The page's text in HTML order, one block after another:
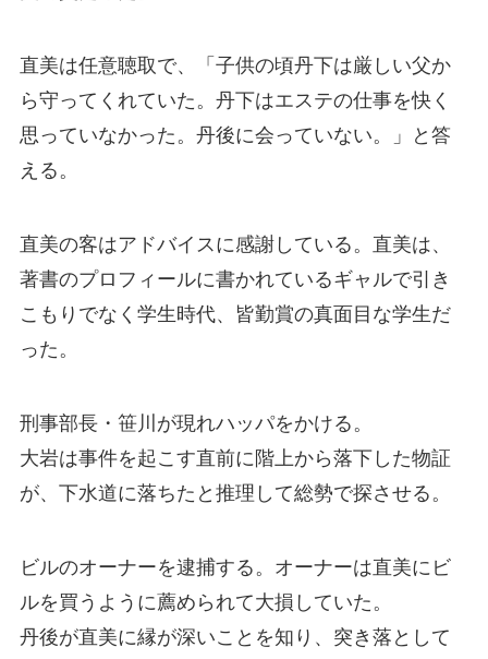
直美は任意聴取で、「子供の頃丹下は厳しい父か
ら守ってくれていた。丹下はエステの仕事を快く
思っていなかった。丹後に会っていない。」と答
える。
直美の客はアドバイスに感謝している。直美は、
著書のプロフィールに書かれているギャルで引き
こもりでなく学生時代、皆勤賞の真面目な学生だ
った。
刑事部長・笹川が現れハッパをかける。
大岩は事件を起こす直前に階上から落下した物証
が、下水道に落ちたと推理して総勢で探させる。
ビルのオーナーを逮捕する。オーナーは直美にビ
ルを買うように薦められて大損していた。
丹後が直美に縁が深いことを知り、突き落として